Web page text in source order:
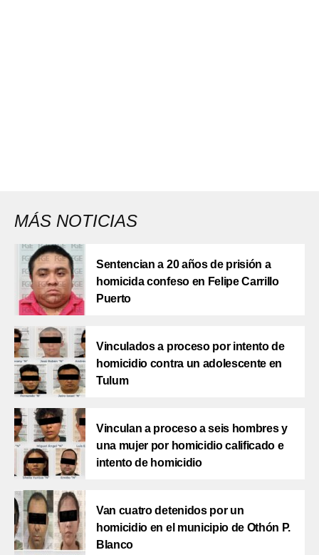
MÁS NOTICIAS
Sentencian a 20 años de prisión a
homicida confeso en Felipe Carrillo
Puerto
Vinculados a proceso por intento de
homicidio contra un adolescente en
Tulum
Vinculan a proceso a seis hombres y
una mujer por homicidio calificado e
intento de homicidio
Van cuatro detenidos por un
homicidio en el municipio de Othón P.
Blanco